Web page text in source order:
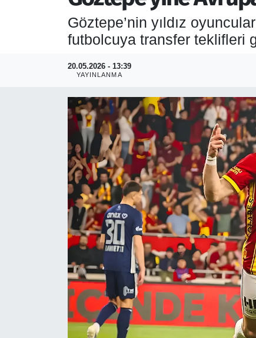
Göztepe’nin yıldız
futbolcuya transfer teklifleri
20.05.2026 - 13:39
YAYINLANMA
EKONOMİ
SİYASET
ASAYİŞ
RESMİ REKLAM
Puan Durumu ve Fikstür
Tüm Manşetler
Son Dakika Haberleri
Haber Arşivi